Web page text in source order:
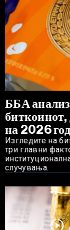
ББА
биткоинот,
на 2026
Изгледите на
три главни
случувања.